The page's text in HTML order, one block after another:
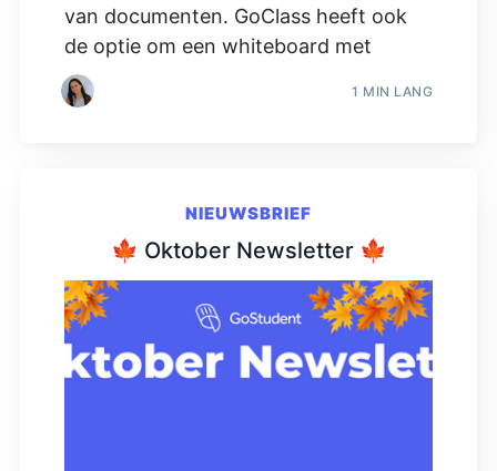
van documenten. GoClass heeft ook
de optie om een whiteboard met
1 MIN LANG
NIEUWSBRIEF
🍁 Oktober Newsletter 🍁